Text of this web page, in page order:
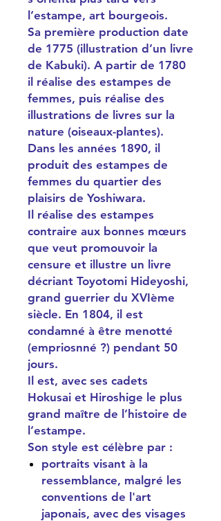
l’estampe, art bourgeois.
Sa première production date
de 1775 (illustration d’un livre
de Kabuki). A partir de 1780
il réalise des estampes de
femmes, puis réalise des
illustrations de livres sur la
nature (oiseaux-plantes).
Dans les années 1890, il
produit des estampes de
femmes du quartier des
plaisirs de Yoshiwara.
Il réalise des estampes
contraire aux bonnes mœurs
que veut promouvoir la
censure et illustre un livre
décriant Toyotomi Hideyoshi,
grand guerrier du XVIème
siècle. En 1804, il est
condamné à être menotté
(empriosnné ?) pendant 50
jours.
Il est, avec ses cadets
Hokusai et Hiroshige le plus
grand maître de l’histoire de
l’estampe.
Son style est célèbre par :
portraits visant à la
ressemblance, malgré les
conventions de l'art
japonais, avec des visages